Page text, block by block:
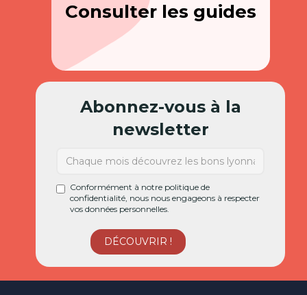
Consulter les guides
Abonnez-vous à la
newsletter
Conformément à notre politique de
confidentialité, nous nous engageons à respecter
vos données personnelles.